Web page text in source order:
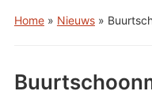
Home» Nieuws»